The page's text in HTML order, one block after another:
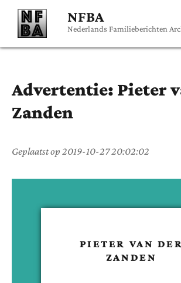
NFBA
Nederlands Familieberichten
Advertentie: Pieter
Zanden
Geplaatst op 2019-10-27 20:02:02
PIETER VAN DER
ZANDEN